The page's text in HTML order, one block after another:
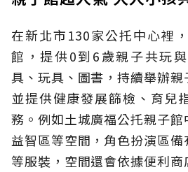
在新北市130家公托中心裡
館，提供0到6歲親子共玩
具、玩具、圖書，持續舉辦親
並提供健康發展篩檢、育兒
務。例如土城廣福公托親子館
益智區等空間，角色扮演區
等服裝，空間還會依據便利